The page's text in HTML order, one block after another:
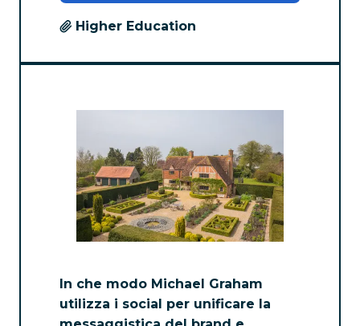
Higher Education
In che modo Michael Graham
utilizza i social per unificare la